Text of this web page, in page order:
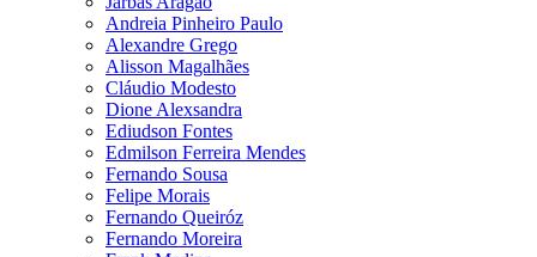
Andreia Pinheiro Paulo
Alexandre Grego
Alisson Magalhães
Cláudio Modesto
Dione Alexsandra
Ediudson Fontes
Edmilson Ferreira Mendes
Fernando Sousa
Felipe Morais
Fernando Queiróz
Fernando Moreira